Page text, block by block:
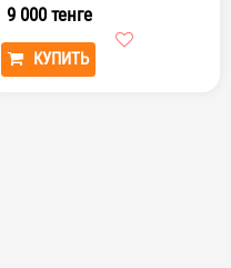
9 000 тенге
КУПИТЬ